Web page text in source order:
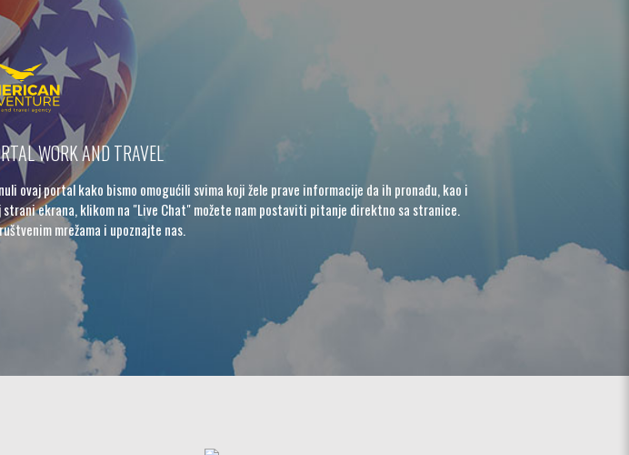
WORK AND TRAVEL
ovaj portal kako bismo omogućili svima koji žele prave informacije da ih pronađu, kao i
ekrana, klikom na "Live Chat" možete nam postaviti pitanje direktno sa stranice.
mrežama i upoznajte nas.